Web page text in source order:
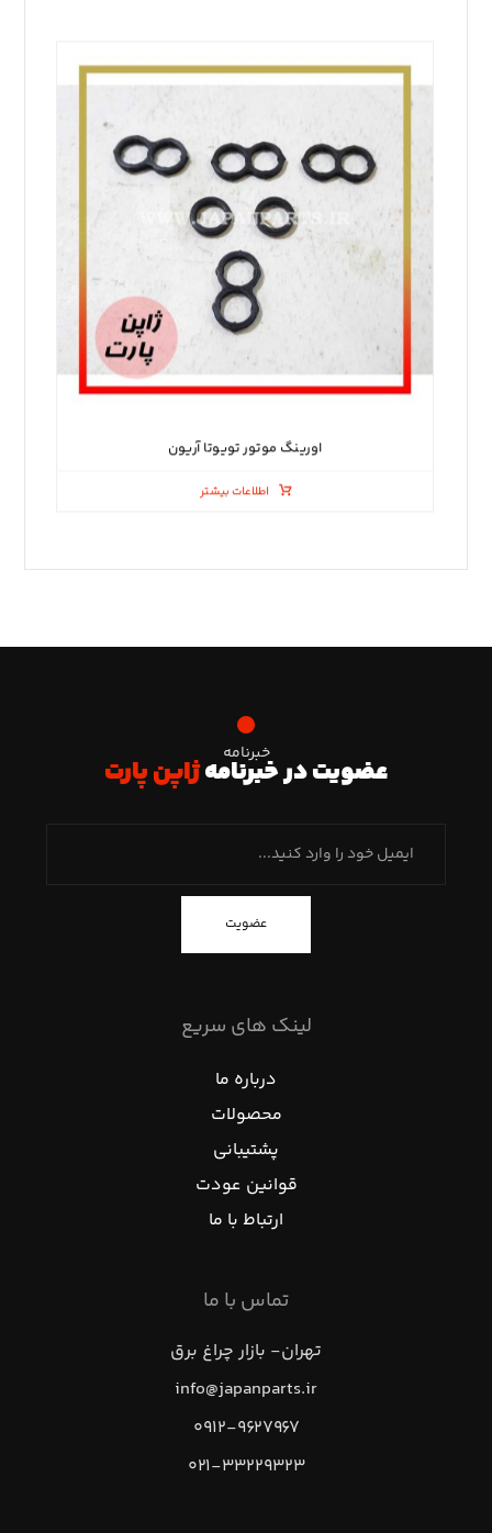
اورینگ موتور تویوتا آریون
اطلاعات بیشتر
خبرنامه
عضویت در خبرنامهژاپن پارت
عضویت
لینک های سریع
درباره ما
محصولات
پشتیبانی
قوانین عودت
ارتباط با ما
تماس با ما
تهران- بازار چراغ برق
info@japanparts.ir
۰۹۱۲-۹۶۲۷۹۶۷
۰۲۱-۳۳۲۲۹۳۲۳